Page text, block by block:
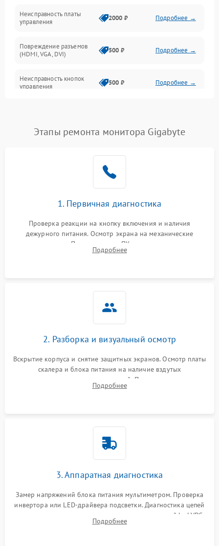
Неисправность платы
управления
2000 ₽ Подробнее →
Повреждение разъемов
(HDMI, VGA, DVI)
500 ₽ Подробнее →
Неисправность кнопок
управления
500 ₽ Подробнее →
Повреждение кабеля
Подробнее →
1000 ₽
Поломка системы
автоматического
1000 ₽ Подробнее →
Неисправность системы
1000 ₽
защиты от замыкания
1000 ₽ Подробнее →
1000 ₽
Поломка системы защиты
Этапы ремонта монитора Gigabyte
1. Первичная диагностика
Проверка реакции на кнопку включения и наличия
дежурного питания. Осмотр экрана на механические
повреждения. Подключение к ПК для оценки вывода
изображения, работы подсветки и выявления артефактов на
Подробнее
2. Разборка и визуальный осмотр
Вскрытие корпуса и снятие защитных экранов. Осмотр платы
скалера и блока питания на наличие вздутых
конденсаторов, прогаров, окислений. Проверка надежности
контактов и целостности шлейфов матрицы.
Подробнее
3. Аппаратная диагностика
Замер напряжений блока питания мультиметром. Проверка
инвертора или LED-драйвера подсветки. Диагностика цепей
питания скалера и тестирование сигналов на шлейфе LVDS
Подробнее